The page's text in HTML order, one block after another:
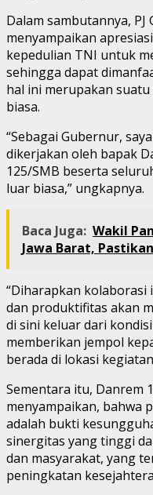
Dalam sambutannya,
menyampaikan
kepedulian TNI untuk
sehingga dapat
hal ini merupakan
biasa.
“Sebagai Gubernur,
dikerjakan oleh bapak
125/SMB beserta
luar biasa,” ungkapnya.
Baca Juga: Wakil
Jawa Barat,
“Diharapkan
dan produktifitas akan
di sini keluar dari
memberikan jempol
berada di lokasi
Sementara itu, Danrem
menyampaikan, bahwa
adalah bukti
sinergitas yang tinggi
dan masyarakat, yang
peningkatan